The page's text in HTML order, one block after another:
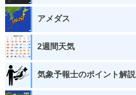
アメダス
2週間天気
気象予報士のポイント解説